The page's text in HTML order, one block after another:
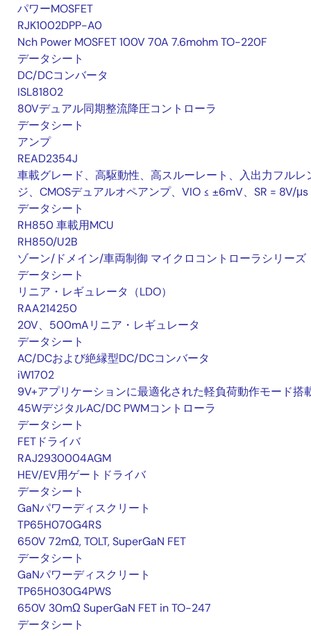
パワーMOSFET
RJK1002DPP-A0
Nch Power MOSFET 100V 70A 7.6mohm TO-220F
データシート
DC/DCコンバータ
ISL81802
80Vデュアル同期整流降圧コントローラ
データシート
アンプ
READ2354J
車載グレード、高駆動性、高スルーレート、入出力フルレ
ジ、CMOSデュアルオペアンプ、VIO ≤ ±6mV、SR = 8V/μs
データシート
RH850 車載用MCU
RH850/U2B
ゾーン/ドメイン/車両制御 マイクロコントローラシリーズ
データシート
リニア・レギュレータ（LDO）
RAA214250
20V、500mAリニア・レギュレータ
データシート
AC/DCおよび絶縁型DC/DCコンバータ
iW1702
9V+アプリケーションに最適化された軽負荷動作モード搭
45WデジタルAC/DC PWMコントローラ
データシート
FETドライバ
RAJ2930004AGM
HEV/EV用ゲートドライバ
データシート
GaNパワーディスクリート
TP65H070G4RS
650V 72mΩ, TOLT, SuperGaN FET
データシート
GaNパワーディスクリート
TP65H030G4PWS
650V 30mΩ SuperGaN FET in TO-247
データシート